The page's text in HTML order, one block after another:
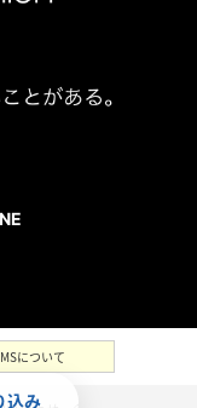
込み
について